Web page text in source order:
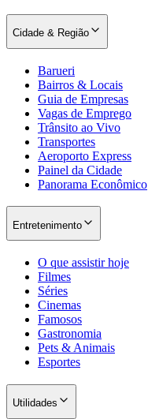
Cidade & Região
Barueri
Bairros & Locais
Guia de Empresas
Vagas de Emprego
Trânsito ao Vivo
Transportes
Aeroporto Express
Painel da Cidade
Panorama Econômico
Entretenimento
O que assistir hoje
Filmes
Séries
Cinemas
Famosos
Gastronomia
Pets & Animais
Esportes
Utilidades